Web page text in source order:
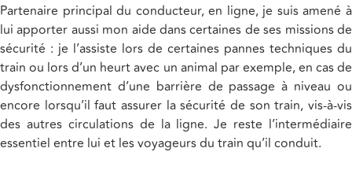
Partenaire principal du conducteur, en ligne, je suis amené à
lui apporter aussi mon aide dans certaines de ses missions de
sécurité : je l’assiste lors de certaines pannes techniques du
train ou lors d’un heurt avec un animal par exemple, en cas de
dysfonctionnement d’une barrière de passage à niveau ou
encore lorsqu’il faut assurer la sécurité de son train, vis-à-vis
des autres circulations de la ligne. Je reste l’intermédiaire
essentiel entre lui et les voyageurs du train qu’il conduit.